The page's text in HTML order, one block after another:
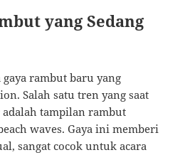
yang Sedang
gaya rambut baru yang
Salah satu tren yang saat
tampilan rambut
waves. Gaya ini memberi
sangat cocok untuk acara